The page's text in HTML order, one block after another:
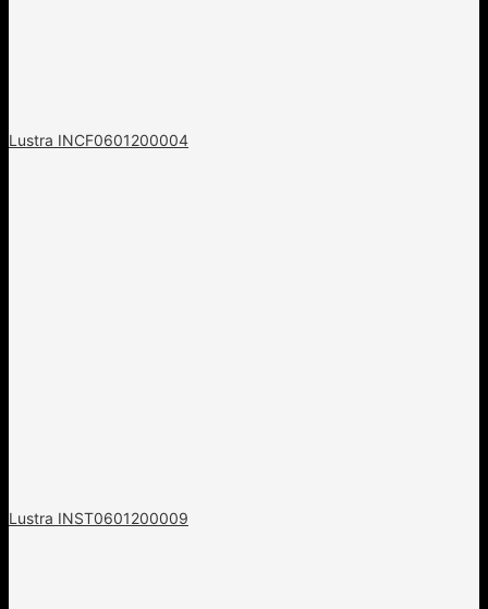
Lustra INCF0601200004
Lustra INST0601200009